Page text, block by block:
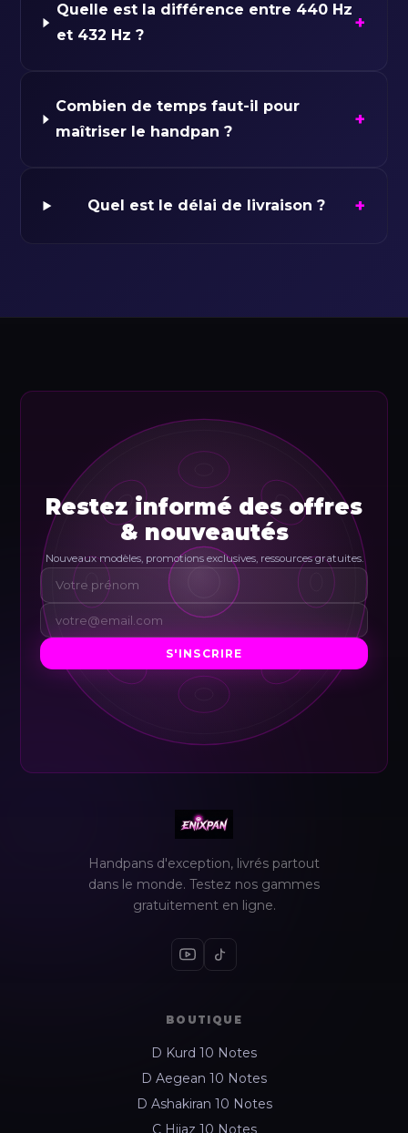
Quelle est la différence entre 440 Hz
et 432 Hz ?
+
Combien de temps faut-il pour
maîtriser le handpan ?
+
Quel est le délai de livraison ? +
Restez informé des offres
& nouveautés
Nouveaux modèles, promotions exclusives, ressources gratuites.
S'INSCRIRE
Handpans d'exception, livrés partout
dans le monde. Testez nos gammes
gratuitement en ligne.
BOUTIQUE
D Kurd 10 Notes
D Aegean 10 Notes
D Ashakiran 10 Notes
C Hijaz 10 Notes